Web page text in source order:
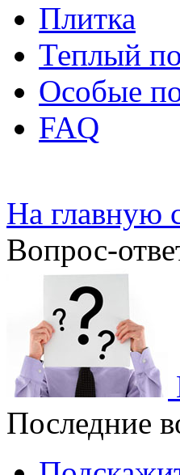
Плитка
Теплый
Особые
FAQ
На главную
Вопрос-
Последние